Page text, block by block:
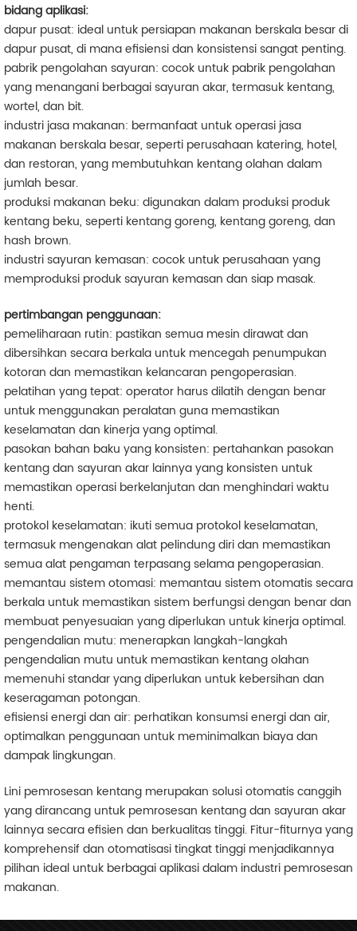
bidang aplikasi:
dapur pusat: ideal untuk persiapan makanan berskala besar di
dapur pusat, di mana efisiensi dan konsistensi sangat penting.
pabrik pengolahan sayuran: cocok untuk pabrik pengolahan
yang menangani berbagai sayuran akar, termasuk kentang,
wortel, dan bit.
industri jasa makanan: bermanfaat untuk operasi jasa
makanan berskala besar, seperti perusahaan katering, hotel,
dan restoran, yang membutuhkan kentang olahan dalam
jumlah besar.
produksi makanan beku: digunakan dalam produksi produk
kentang beku, seperti kentang goreng, kentang goreng, dan
hash brown.
industri sayuran kemasan: cocok untuk perusahaan yang
memproduksi produk sayuran kemasan dan siap masak.
pertimbangan penggunaan:
pemeliharaan rutin: pastikan semua mesin dirawat dan
dibersihkan secara berkala untuk mencegah penumpukan
kotoran dan memastikan kelancaran pengoperasian.
pelatihan yang tepat: operator harus dilatih dengan benar
untuk menggunakan peralatan guna memastikan
keselamatan dan kinerja yang optimal.
pasokan bahan baku yang konsisten: pertahankan pasokan
kentang dan sayuran akar lainnya yang konsisten untuk
memastikan operasi berkelanjutan dan menghindari waktu
henti.
protokol keselamatan: ikuti semua protokol keselamatan,
termasuk mengenakan alat pelindung diri dan memastikan
semua alat pengaman terpasang selama pengoperasian.
memantau sistem otomasi: memantau sistem otomatis secara
berkala untuk memastikan sistem berfungsi dengan benar dan
membuat penyesuaian yang diperlukan untuk kinerja optimal.
pengendalian mutu: menerapkan langkah-langkah
pengendalian mutu untuk memastikan kentang olahan
memenuhi standar yang diperlukan untuk kebersihan dan
keseragaman potongan.
efisiensi energi dan air: perhatikan konsumsi energi dan air,
optimalkan penggunaan untuk meminimalkan biaya dan
dampak lingkungan.
Lini pemrosesan kentang merupakan solusi otomatis canggih
yang dirancang untuk pemrosesan kentang dan sayuran akar
lainnya secara efisien dan berkualitas tinggi. Fitur-fiturnya yang
komprehensif dan otomatisasi tingkat tinggi menjadikannya
pilihan ideal untuk berbagai aplikasi dalam industri pemrosesan
makanan.